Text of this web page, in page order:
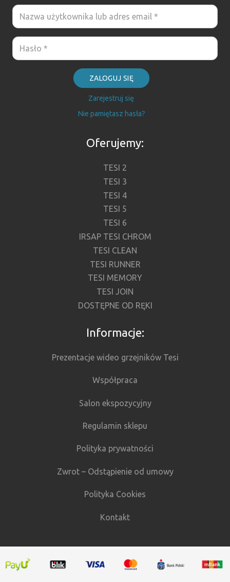
ZALOGUJ SIĘ
Zarejestruj się
Nie pamiętasz hasła?
Oferujemy:
TESI 2
TESI 3
TESI 4
TESI 5
TESI 6
IRSAP TESI CHROM
TESI CLEAN
TESI RUNNER
TESI MEMORY
TESI JOIN
DOSTĘPNE OD RĘKI
Informacje:
Prezentacje wideo grzejników Tesi
Współpraca
Salon ekspozycyjny
Regulamin sklepu
Polityka prywatności
Zwrot – Odstąpienie od umowy
Polityka Cookies
Kontakt